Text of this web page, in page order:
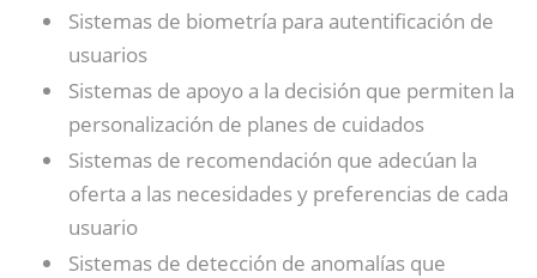
Sistemas de biometría para autentificación de
usuarios
Sistemas de apoyo a la decisión que permiten la
personalización de planes de cuidados
Sistemas de recomendación que adecúan la
oferta a las necesidades y preferencias de cada
usuario
Sistemas de detección de anomalías que